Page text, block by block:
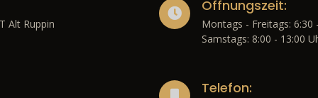
Alt Ruppin
Öffnungszeit:
Montags - Freitags: 6:30
Samstags: 8:00 - 13:00
Telefon: